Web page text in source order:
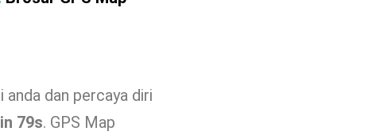
anda dan percaya diri
79s. GPS Map